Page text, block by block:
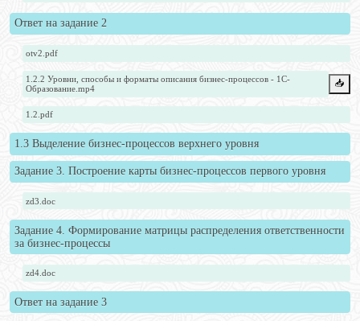
Ответ на задание 2
otv2.pdf
1.2.2 Уровни, способы и форматы описания бизнес-процессов - 1С-
Образование.mp4
📥️
1.2.pdf
1.3 Выделение бизнес-процессов верхнего уровня
Задание 3. Построение карты бизнес-процессов первого уровня
zd3.doc
Задание 4. Формирование матрицы распределения ответственности
за бизнес-процессы
zd4.doc
Ответ на задание 3